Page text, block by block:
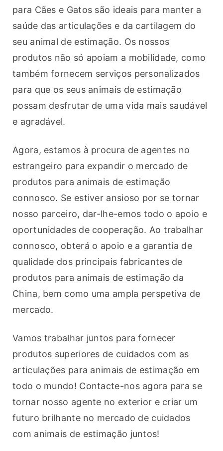
para Cães e Gatos são ideais para manter a
saúde das articulações e da cartilagem do
seu animal de estimação. Os nossos
produtos não só apoiam a mobilidade, como
também fornecem serviços personalizados
para que os seus animais de estimação
possam desfrutar de uma vida mais saudável
e agradável.
Agora, estamos à procura de agentes no
estrangeiro para expandir o mercado de
produtos para animais de estimação
connosco. Se estiver ansioso por se tornar
nosso parceiro, dar-lhe-emos todo o apoio e
oportunidades de cooperação. Ao trabalhar
connosco, obterá o apoio e a garantia de
qualidade dos principais fabricantes de
produtos para animais de estimação da
China, bem como uma ampla perspetiva de
mercado.
Vamos trabalhar juntos para fornecer
produtos superiores de cuidados com as
articulações para animais de estimação em
todo o mundo! Contacte-nos agora para se
tornar nosso agente no exterior e criar um
futuro brilhante no mercado de cuidados
com animais de estimação juntos!